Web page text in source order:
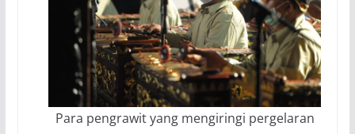
Para pengrawit yang mengiringi pergelaran